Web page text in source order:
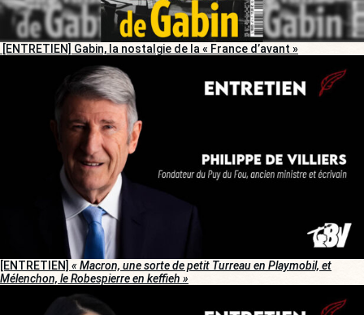
[ENTRETIEN] Gabin, la nostalgie de la « France d’avant »
[ENTRETIEN] « Macron, une sorte de petit Turreau en Playmobil, et
Mélenchon, le Robespierre en keffieh »